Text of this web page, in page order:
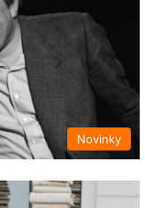
Novinky